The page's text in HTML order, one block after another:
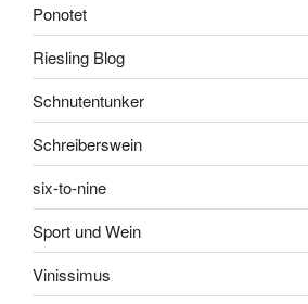
Ponotet
Riesling Blog
Schnutentunker
Schreiberswein
six-to-nine
Sport und Wein
Vinissimus